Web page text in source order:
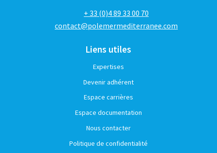
+ 33 (0)4 89 33 00 70
contact@polemermediterranee.com
Liens utiles
Expertises
Devenir adhérent
Espace carrières
Espace documentation
Nous contacter
Politique de confidentialité